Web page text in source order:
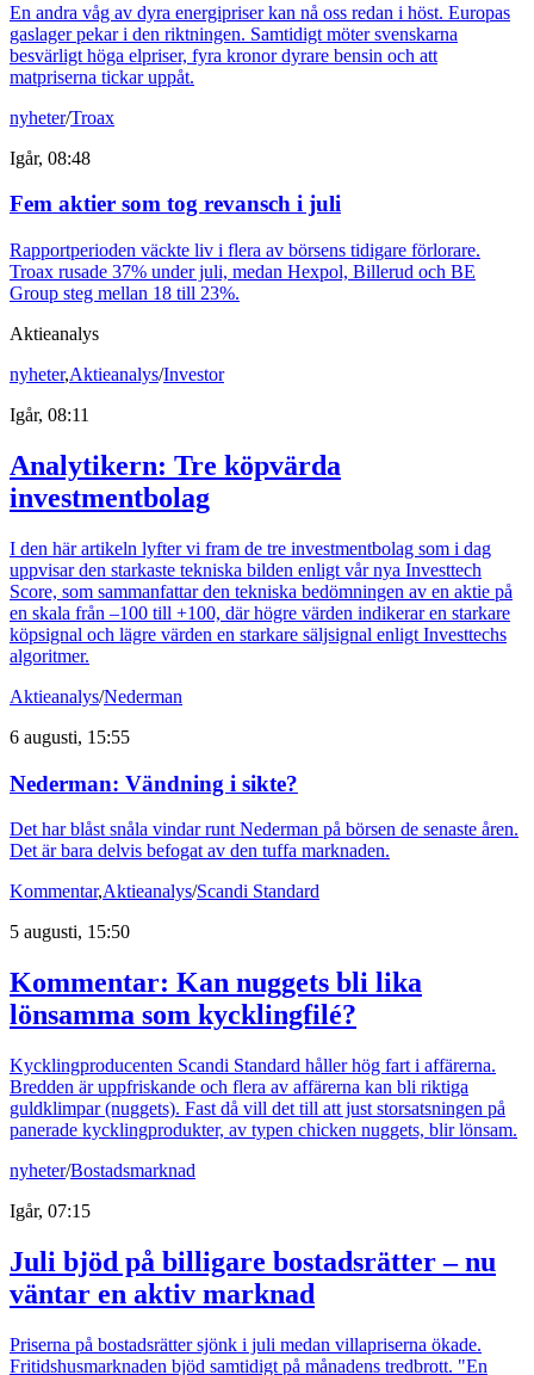
En andra våg av dyra energipriser kan nå oss redan i höst. Europas
gaslager pekar i den riktningen. Samtidigt möter svenskarna
besvärligt höga elpriser, fyra kronor dyrare bensin och att
matpriserna tickar uppåt.
nyheter/Troax
Igår, 08:48
Fem aktier som tog revansch i juli
Rapportperioden väckte liv i flera av börsens tidigare förlorare.
Troax rusade 37% under juli, medan Hexpol, Billerud och BE
Group steg mellan 18 till 23%.
Aktieanalys
nyheter,Aktieanalys/Investor
Igår, 08:11
Analytikern: Tre köpvärda
investmentbolag
I den här artikeln lyfter vi fram de tre investmentbolag som i dag
uppvisar den starkaste tekniska bilden enligt vår nya Investtech
Score, som sammanfattar den tekniska bedömningen av en aktie på
en skala från –100 till +100, där högre värden indikerar en starkare
köpsignal och lägre värden en starkare säljsignal enligt Investtechs
algoritmer.
Aktieanalys/Nederman
6 augusti, 15:55
Nederman: Vändning i sikte?
Det har blåst snåla vindar runt Nederman på börsen de senaste åren.
Det är bara delvis befogat av den tuffa marknaden.
Kommentar,Aktieanalys/Scandi Standard
5 augusti, 15:50
Kommentar: Kan nuggets bli lika
lönsamma som kycklingfilé?
Kycklingproducenten Scandi Standard håller hög fart i affärerna.
Bredden är uppfriskande och flera av affärerna kan bli riktiga
guldklimpar (nuggets). Fast då vill det till att just storsatsningen på
panerade kycklingprodukter, av typen chicken nuggets, blir lönsam.
nyheter/Bostadsmarknad
Igår, 07:15
Juli bjöd på billigare bostadsrätter – nu
väntar en aktiv marknad
Priserna på bostadsrätter sjönk i juli medan villapriserna ökade.
Fritidshusmarknaden bjöd samtidigt på månadens tredbrott. "En